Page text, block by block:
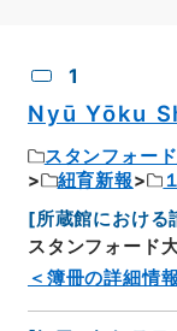
1
Nyū Yōku
スタンフォー
紐育新報
[所蔵館における
スタンフォード
＜簿冊の詳細情